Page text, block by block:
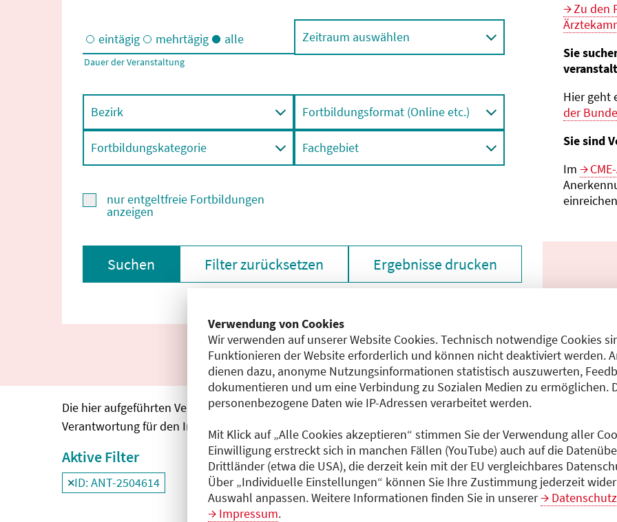
Verwendung von Cookies
Wir verwenden auf unserer Website Cookies. Technisch notwendige Cookies
Funktionieren der Website erforderlich und können nicht deaktiviert werden.
dienen dazu, anonyme Nutzungsinformationen statistisch auszuwerten,
dokumentieren und um eine Verbindung zu Sozialen Medien zu ermöglichen.
personenbezogene Daten wie IP-Adressen verarbeitet werden.
Mit Klick auf „Alle Cookies akzeptieren“ stimmen Sie der Verwendung aller
Einwilligung erstreckt sich in manchen Fällen (YouTube) auch auf die
Drittländer (etwa die USA), die derzeit kein mit der EU vergleichbares
Über „Individuelle Einstellungen“ können Sie Ihre Zustimmung jederzeit
Auswahl anpassen. Weitere Informationen finden Sie in unserer
Impressum.
Eintägige und/oder mehrtägige Veranstaltungen
eintägig mehrtägig alle
Dauer der Veranstaltung
Zeitraum auswählen
Bezirk
Fortbildungskategorie
Fortbildungsformat (Online etc.)
Fachgebiet
nur entgeltfreie Fortbildungen
anzeigen
Suchen Filter zurücksetzen Ergebnisse drucken
Zu den
Sie
Hier geht
der
Sie sind
Im
Die hier aufgeführten Veranstaltungen entsprechen den unmittelbar vom Veranstalter getätigten
Verantwortung für den Inhalt, die Haftung obliegt dem Veranstalter.
Aktive Filter
Filter
ID: ANT-2504614
deaktivieren und Suchergebnisse neu laden